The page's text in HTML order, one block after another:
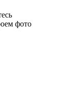
фото